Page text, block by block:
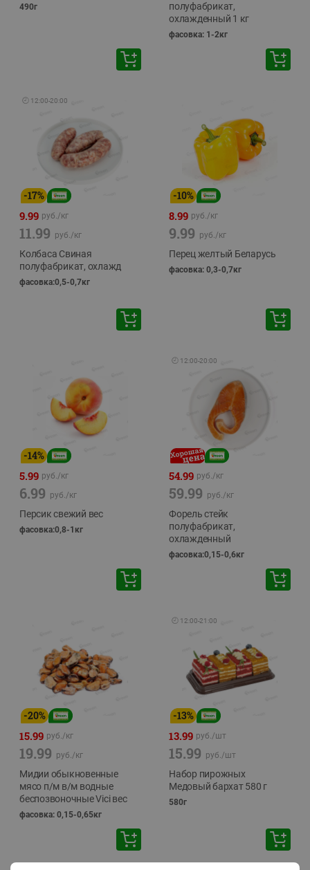
490г
полуфабрикат,
охлажденный 1 кг
фасовка: 1-2кг
🕘 12:00-20:00
-17%
9.99 руб./кг
11.99 руб./кг
Колбаса Свиная
полуфабрикат, охлажд
фасовка:0,5-0,7кг
-10%
8.99 руб./кг
9.99 руб./кг
Перец желтый Беларусь
фасовка: 0,3-0,7кг
-14%
5.99 руб./кг
6.99 руб./кг
Персик свежий вес
фасовка:0,8-1кг
🕘 12:00-20:00
54.99 руб./кг
59.99 руб./кг
Форель стейк
полуфабрикат,
охлажденный
фасовка:0,15-0,6кг
-20%
15.99 руб./кг
19.99 руб./кг
Мидии обыкновенные
мясо п/м в/м водные
беспозвоночные Vici вес
фасовка: 0,15-0,65кг
🕘 12:00-21:00
-13%
13.99 руб./шт
15.99 руб./шт
Набор пирожных
Медовый бархат 580 г
580г